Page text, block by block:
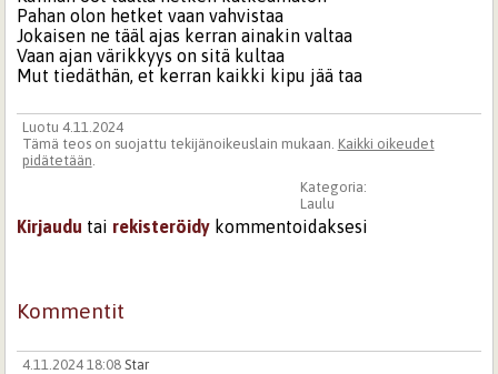
Pahan olon hetket vaan vahvistaa
Jokaisen ne tääl ajas kerran ainakin valtaa
Vaan ajan värikkyys on sitä kultaa
Mut tiedäthän, et kerran kaikki kipu jää taa
Luotu 4.11.2024
Tämä teos on suojattu tekijänoikeuslain mukaan. Kaikki oikeudet
pidätetään.
Kategoria:
Laulu
Kirjaudu tai rekisteröidy kommentoidaksesi
Kommentit
4.11.2024 18:08 Star